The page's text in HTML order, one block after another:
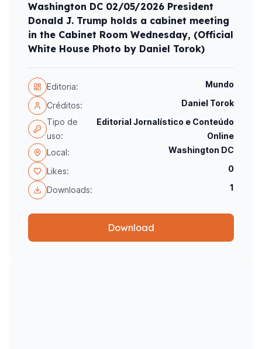
Washington DC 02/05/2026 President
Donald J. Trump holds a cabinet meeting
in the Cabinet Room Wednesday, (Official
White House Photo by Daniel Torok)
Editoria: Mundo
Créditos:
Daniel Torok
Tipo de
uso:
Editorial Jornalístico e Conteúdo
Online
Local:
Washington DC
Likes: 0
Downloads: 1
Download